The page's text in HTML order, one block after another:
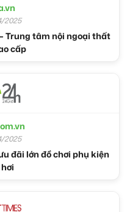
2025
Trung tâm nội ngoại thất
cấp
2025
đãi lớn đồ chơi phụ kiện